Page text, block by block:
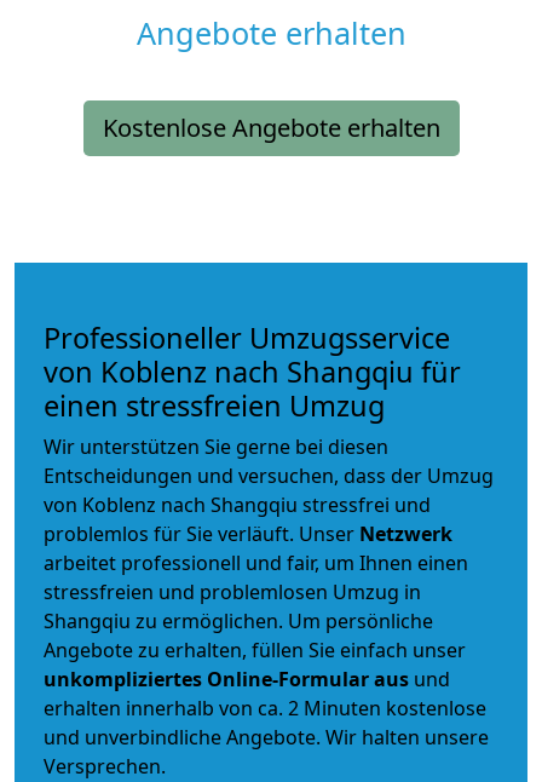
Angebote erhalten
Kostenlose Angebote erhalten
Professioneller Umzugsservice
von Koblenz nach Shangqiu für
einen stressfreien Umzug
Wir unterstützen Sie gerne bei diesen
Entscheidungen und versuchen, dass der Umzug
von Koblenz nach Shangqiu stressfrei und
problemlos für Sie verläuft. Unser Netzwerk
arbeitet professionell und fair, um Ihnen einen
stressfreien und problemlosen Umzug in
Shangqiu zu ermöglichen. Um persönliche
Angebote zu erhalten, füllen Sie einfach unser
unkompliziertes Online-Formular aus und
erhalten innerhalb von ca. 2 Minuten kostenlose
und unverbindliche Angebote. Wir halten unsere
Versprechen.